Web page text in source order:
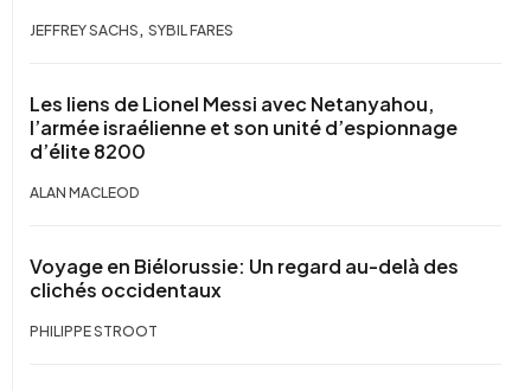
JEFFREY SACHS , SYBIL FARES
Les liens de Lionel Messi avec Netanyahou,
l’armée israélienne et son unité d’espionnage
d’élite 8200
ALAN MACLEOD
Voyage en Biélorussie: Un regard au-delà des
clichés occidentaux
PHILIPPE STROOT